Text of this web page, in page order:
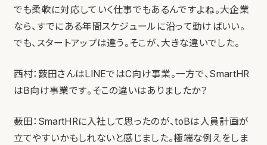
でも柔軟に対応していく仕事でもあるんですよね。大企業
なら、すでにある年間スケジュールに沿って動けばいい。
でも、スタートアップは違う。そこが、大きな違いでした。
西村：薮田さんはLINEではC向け事業。一方で、SmartHR
はB向け事業です。そこの違いはありましたか？
薮田：SmartHRに入社して思ったのが、toBは人員計画が
立てやすいかもしれないと感じました。極端な例えをしま